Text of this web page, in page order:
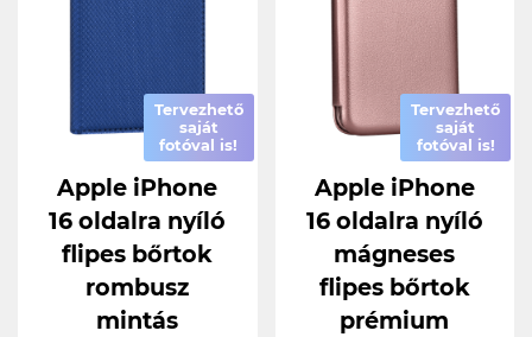
Tervezhető
saját
fotóval is!
Apple iPhone
16 oldalra nyíló
flipes bőrtok
rombusz
mintás
Tervezhető
saját
fotóval is!
Apple iPhone
16 oldalra nyíló
mágneses
flipes bőrtok
prémium